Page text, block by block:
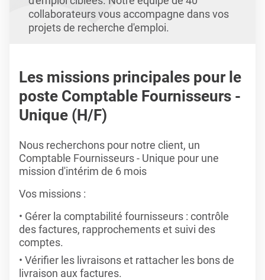
collaborateurs vous accompagne dans vos
projets de recherche d'emploi.
Les missions principales pour le
poste Comptable Fournisseurs -
Unique (H/F)
Nous recherchons pour notre client, un
Comptable Fournisseurs - Unique pour une
mission d'intérim de 6 mois
Vos missions :
Gérer la comptabilité fournisseurs : contrôle
des factures, rapprochements et suivi des
comptes.
Vérifier les livraisons et rattacher les bons de
livraison aux factures.